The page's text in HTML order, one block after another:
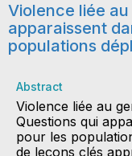
Violence liée
apparaissent
populations
Abstract
Violence liée au
Questions qui
pour les
de leçons clés